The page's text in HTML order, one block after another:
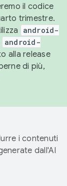
il codice
trimestre.
android-
android-
alla release
di più,
i contenuti
dall'AI